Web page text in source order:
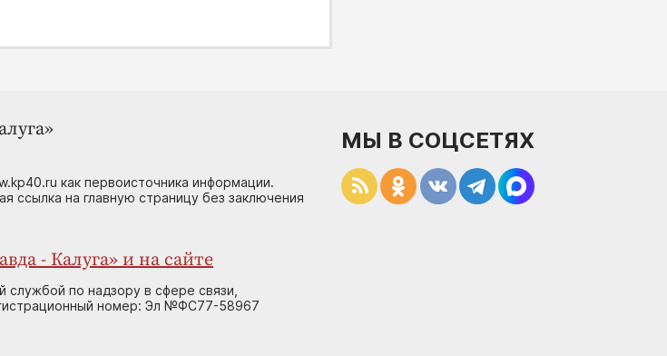
как первоисточника информации.
ссылка на главную страницу без заключения
- Калуга» и на сайте
по надзору в сфере связи,
номер: Эл №ФС77-58967
МЫ В СОЦСЕТЯХ